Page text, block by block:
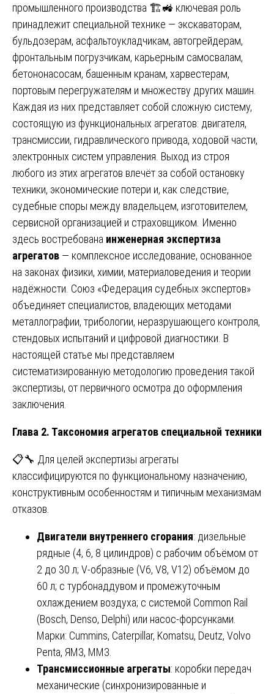
промышленного производства 🏗️🚜 ключевая роль
принадлежит специальной технике — экскаваторам,
бульдозерам, асфальтоукладчикам, автогрейдерам,
фронтальным погрузчикам, карьерным самосвалам,
бетононасосам, башенным кранам, харвестерам,
портовым перегружателям и множеству других машин.
Каждая из них представляет собой сложную систему,
состоящую из функциональных агрегатов: двигателя,
трансмиссии, гидравлического привода, ходовой части,
электронных систем управления. Выход из строя
любого из этих агрегатов влечёт за собой остановку
техники, экономические потери и, как следствие,
судебные споры между владельцем, изготовителем,
сервисной организацией и страховщиком. Именно
здесь востребована инженерная экспертиза
агрегатов — комплексное исследование, основанное
на законах физики, химии, материаловедения и теории
надёжности. Союз «Федерация судебных экспертов»
объединяет специалистов, владеющих методами
металлографии, трибологии, неразрушающего контроля,
стендовых испытаний и цифровой диагностики. В
настоящей статье мы представляем
систематизированную методологию проведения такой
экспертизы, от первичного осмотра до оформления
заключения.
Глава 2. Таксономия агрегатов специальной техники
📋🔧 Для целей экспертизы агрегаты
классифицируются по функциональному назначению,
конструктивным особенностям и типичным механизмам
отказов.
Двигатели внутреннего сгорания: дизельные
рядные (4, 6, 8 цилиндров) с рабочим объёмом от
2 до 30 л; V-образные (V6, V8, V12) объёмом до
60 л; с турбонаддувом и промежуточным
охлаждением воздуха; с системой Common Rail
(Bosch, Denso, Delphi) или насос-форсунками.
Марки: Cummins, Caterpillar, Komatsu, Deutz, Volvo
Penta, ЯМЗ, ММЗ.
Трансмиссионные агрегаты: коробки передач
механические (синхронизированные и